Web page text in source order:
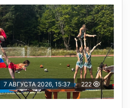
7 АВГУСТА 2026, 15:37 222